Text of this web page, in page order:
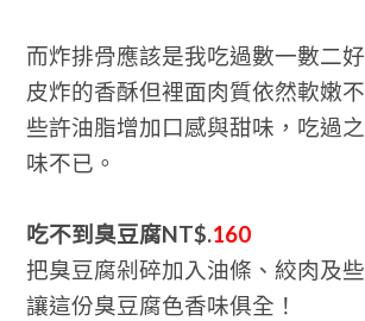
而炸排骨應該是我吃過數一數二
皮炸的香酥但裡面肉質依然軟嫩
些許油脂增加口感與甜味，吃過
味不已。
吃不到臭豆腐NT$.160
把臭豆腐剁碎加入油條、絞肉及
讓這份臭豆腐色香味俱全！